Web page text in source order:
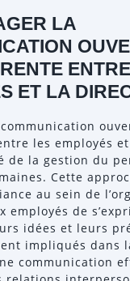
LA
ET LA
les employés
de la gestion du
Cette
au sein de
employés de
idées et leurs
impliqués dans
communication